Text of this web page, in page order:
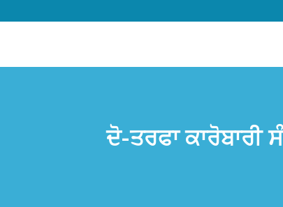
ਦੋ-ਤਰਫਾ ਕਾਰੋਬਾਰੀ